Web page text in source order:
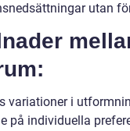
utan
variationer i
på individuella